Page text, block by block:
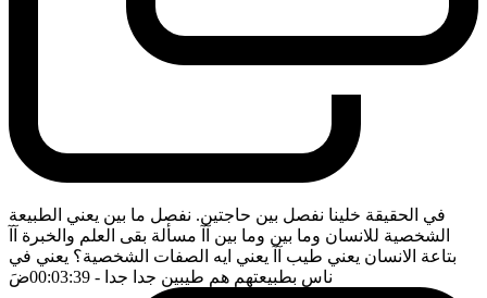
في الحقيقة خلينا نفصل بين حاجتين. نفصل ما بين يعني الطبيعة
الشخصية للانسان وما بين وما بين آآ مسألة بقى العلم والخبرة آآ
بتاعة الانسان يعني طيب آآ يعني ايه الصفات الشخصية؟ يعني في
ناس بطبيعتهم هم طيبين جدا جدا - 00:03:39 ضَ